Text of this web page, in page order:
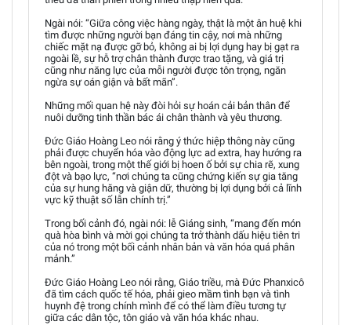
Ngài nói: “Giữa công việc hàng ngày, thật là một ân huệ khi
tìm được những người bạn đáng tin cậy, nơi mà những
chiếc mặt nạ được gỡ bỏ, không ai bị lợi dụng hay bị gạt ra
ngoài lề, sự hỗ trợ chân thành được trao tặng, và giá trị
cũng như năng lực của mỗi người được tôn trọng, ngăn
ngừa sự oán giận và bất mãn”.
Những mối quan hệ này đòi hỏi sự hoán cải bản thân để
nuôi dưỡng tinh thần bác ái chân thành và yêu thương.
Đức Giáo Hoàng Leo nói rằng ý thức hiệp thông này cũng
phải được chuyển hóa vào động lực ad extra, hay hướng ra
bên ngoài, trong một thế giới bị hoen ố bởi sự chia rẽ, xung
đột và bạo lực, “nơi chúng ta cũng chứng kiến sự gia tăng
của sự hung hăng và giận dữ, thường bị lợi dụng bởi cả lĩnh
vực kỹ thuật số lẫn chính trị.”
Trong bối cảnh đó, ngài nói: lễ Giáng sinh, “mang đến món
quà hòa bình và mời gọi chúng ta trở thành dấu hiệu tiên tri
của nó trong một bối cảnh nhân bản và văn hóa quá phân
mảnh.”
Đức Giáo Hoàng Leo nói rằng, Giáo triều, mà Đức Phanxicô
đã tìm cách quốc tế hóa, phải gieo mầm tình bạn và tình
huynh đệ trong chính mình để có thể làm điều tương tự
giữa các dân tộc, tôn giáo và văn hóa khác nhau.